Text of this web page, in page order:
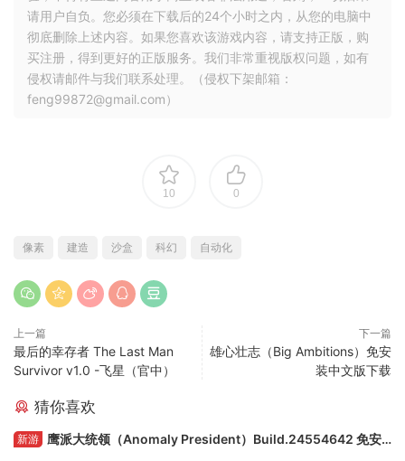
资源转载自国内外各大媒体和网络和网友分享，仅供试玩体
验；不得将上述内容用于商业或者非法用途，否则，一切后果
请用户自负。您必须在下载后的24个小时之内，从您的电脑中
彻底删除上述内容。如果您喜欢该游戏内容，请支持正版，购
买注册，得到更好的正版服务。我们非常重视版权问题，如有
像素 建造 沙盒 科幻
上一篇
Survivor v1.0 -飞星（官中）
下一篇
猜你喜欢